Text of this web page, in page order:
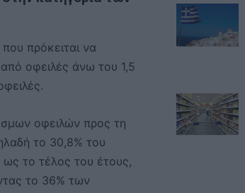
πρόκειται να
οφειλές άνω του 1,5
οφειλών προς τη
το 30,8% του
ως το τέλος του έτους,
το 36% των